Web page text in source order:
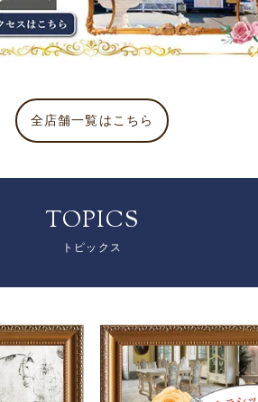
全店舗一覧はこちら
TOPICS
トピックス